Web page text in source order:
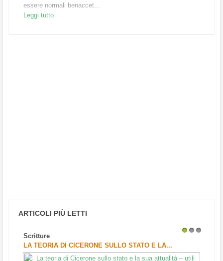
essere normali benaccet...
Leggi tutto
ARTICOLI PIÙ LETTI
Scritture
LA TEORIA DI CICERONE SULLO STATO E LA...